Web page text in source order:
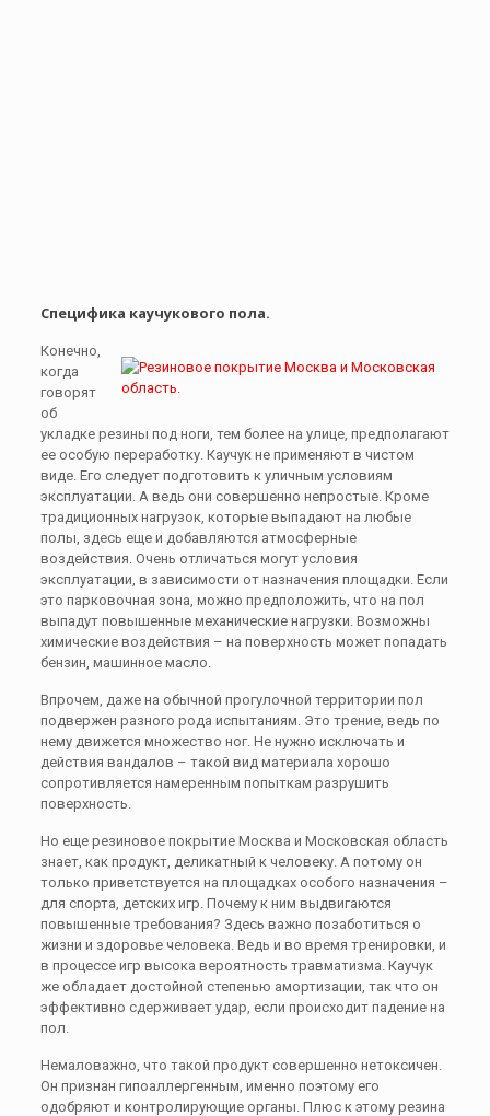
Специфика каучукового пола.
Конечно,
когда
говорят
об
укладке резины под ноги, тем более на улице, предполагают
ее особую переработку. Каучук не применяют в чистом
виде. Его следует подготовить к уличным условиям
эксплуатации. А ведь они совершенно непростые. Кроме
традиционных нагрузок, которые выпадают на любые
полы, здесь еще и добавляются атмосферные
воздействия. Очень отличаться могут условия
эксплуатации, в зависимости от назначения площадки. Если
это парковочная зона, можно предположить, что на пол
выпадут повышенные механические нагрузки. Возможны
химические воздействия – на поверхность может попадать
бензин, машинное масло.
Впрочем, даже на обычной прогулочной территории пол
подвержен разного рода испытаниям. Это трение, ведь по
нему движется множество ног. Не нужно исключать и
действия вандалов – такой вид материала хорошо
сопротивляется намеренным попыткам разрушить
поверхность.
Но еще резиновое покрытие Москва и Московская область
знает, как продукт, деликатный к человеку. А потому он
только приветствуется на площадках особого назначения –
для спорта, детских игр. Почему к ним выдвигаются
повышенные требования? Здесь важно позаботиться о
жизни и здоровье человека. Ведь и во время тренировки, и
в процессе игр высока вероятность травматизма. Каучук
же обладает достойной степенью амортизации, так что он
эффективно сдерживает удар, если происходит падение на
пол.
Немаловажно, что такой продукт совершенно нетоксичен.
Он признан гипоаллергенным, именно поэтому его
одобряют и контролирующие органы. Плюс к этому резина